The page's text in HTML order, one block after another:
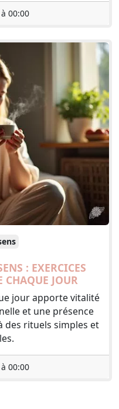
00:00
: EXERCICES
CHAQUE JOUR
jour apporte vitalité
et une présence
des rituels simples et
00:00